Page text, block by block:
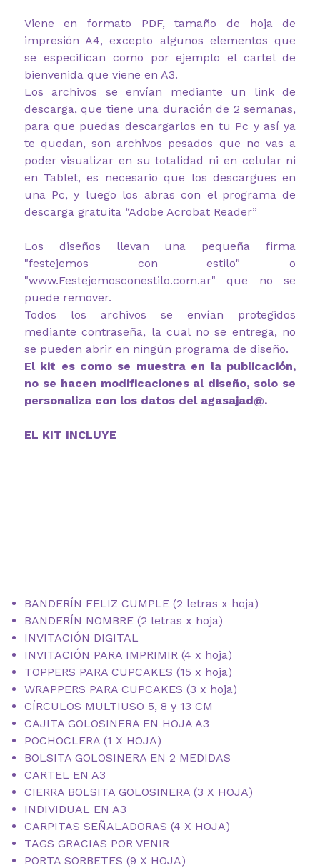
Viene en formato PDF, tamaño de hoja de
impresión A4, excepto algunos elementos que
se especifican como por ejemplo el cartel de
bienvenida que viene en A3.
Los archivos se envían mediante un link de
descarga, que tiene una duración de 2 semanas,
para que puedas descargarlos en tu Pc y así ya
te quedan, son archivos pesados que no vas a
poder visualizar en su totalidad ni en celular ni
en Tablet, es necesario que los descargues en
una Pc, y luego los abras con el programa de
descarga gratuita “Adobe Acrobat Reader”
Los diseños llevan una pequeña firma
"festejemos con estilo" o
"www.Festejemosconestilo.com.ar" que no se
puede remover.
Todos los archivos se envían protegidos
mediante contraseña, la cual no se entrega, no
se pueden abrir en ningún programa de diseño.
El kit es como se muestra en la publicación,
no se hacen modificaciones al diseño, solo se
personaliza con los datos del agasajad@.
EL KIT INCLUYE
BANDERÍN FELIZ CUMPLE (2 letras x hoja)
BANDERÍN NOMBRE (2 letras x hoja)
INVITACIÓN DIGITAL
INVITACIÓN PARA IMPRIMIR (4 x hoja)
TOPPERS PARA CUPCAKES (15 x hoja)
WRAPPERS PARA CUPCAKES (3 x hoja)
CÍRCULOS MULTIUSO 5, 8 y 13 CM
CAJITA GOLOSINERA EN HOJA A3
POCHOCLERA (1 X HOJA)
BOLSITA GOLOSINERA EN 2 MEDIDAS
CARTEL EN A3
CIERRA BOLSITA GOLOSINERA (3 X HOJA)
INDIVIDUAL EN A3
CARPITAS SEÑALADORAS (4 X HOJA)
TAGS GRACIAS POR VENIR
PORTA SORBETES (9 X HOJA)